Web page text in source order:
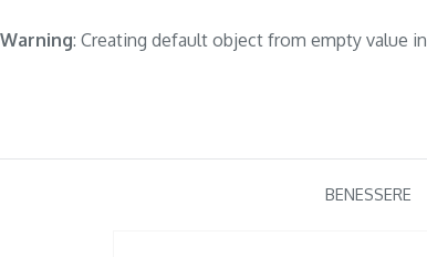
Warning: Creating default object from empty value in
BENESSERE